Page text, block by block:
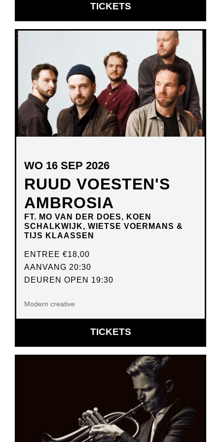
TICKETSOPENT
IN
NIEUW
VENSTER
RUUD VOESTEN'S
AMBROSIA
FT. MO VAN DER DOES, KOEN
SCHALKWIJK, WIETSE VOERMANS &
TIJS KLAASSEN
WO 16 SEP 2026
ENTREE €18,00
AANVANG 20:30
DEUREN OPEN 19:30
Modern creative
TICKETSOPENT
IN
NIEUW
VENSTER